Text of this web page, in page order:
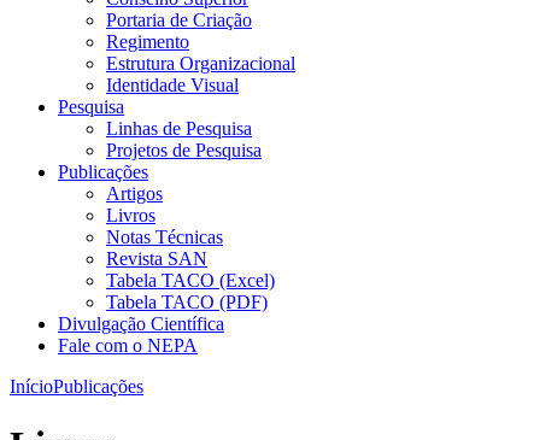
Portaria de Criação
Regimento
Estrutura Organizacional
Identidade Visual
Pesquisa
Linhas de Pesquisa
Projetos de Pesquisa
Publicações
Artigos
Livros
Notas Técnicas
Revista SAN
Tabela TACO (Excel)
Tabela TACO (PDF)
Divulgação Científica
Fale com o NEPA
InícioPublicações